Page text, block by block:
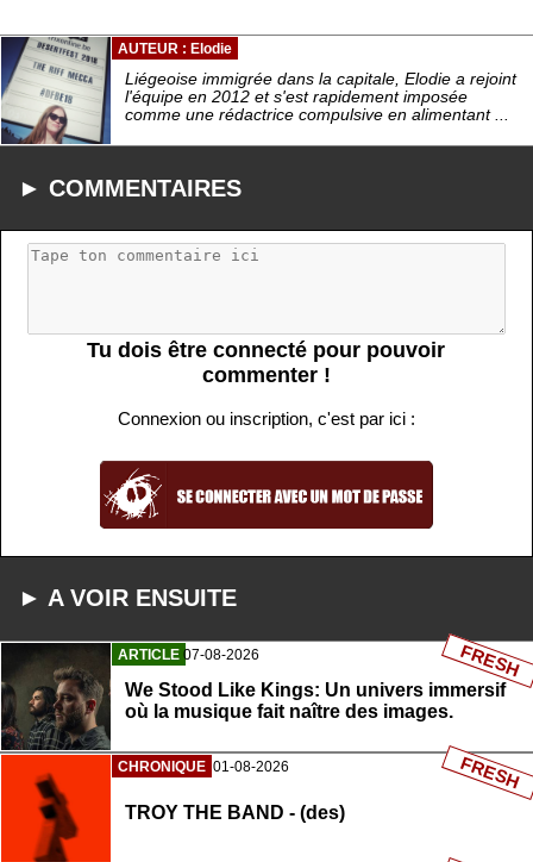
AUTEUR : Elodie
Liégeoise immigrée dans la capitale, Elodie a rejoint
l'équipe en 2012 et s'est rapidement imposée
comme une rédactrice compulsive en alimentant ...
► COMMENTAIRES
Tu dois être connecté pour pouvoir
commenter !
Connexion ou inscription, c'est par ici :
► A VOIR ENSUITE
ARTICLE 07-08-2026
We Stood Like Kings: Un univers immersif
où la musique fait naître des images.
FRESH
CHRONIQUE 01-08-2026
TROY THE BAND - (des)
FRESH